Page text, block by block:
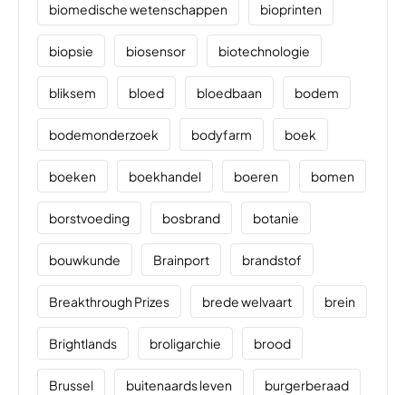
biomedische wetenschappen bioprinten
biopsie biosensor biotechnologie
bliksem bloed bloedbaan bodem
bodemonderzoek bodyfarm boek
boeken boekhandel boeren bomen
borstvoeding bosbrand botanie
bouwkunde Brainport brandstof
Breakthrough Prizes brede welvaart brein
Brightlands broligarchie brood
Brussel buitenaards leven burgerberaad